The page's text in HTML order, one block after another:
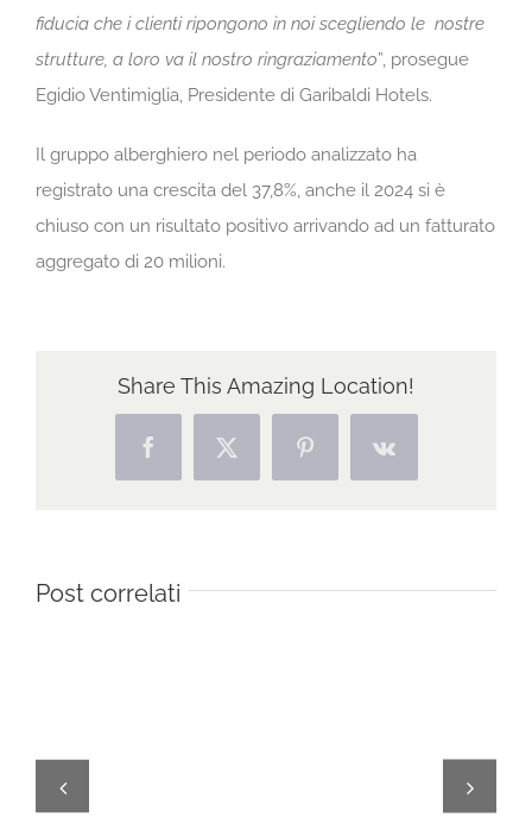
fiducia che i clienti ripongono in noi scegliendo le nostre
strutture, a loro va il nostro ringraziamento”, prosegue
Egidio Ventimiglia, Presidente di Garibaldi Hotels.
Il gruppo alberghiero nel periodo analizzato ha
registrato una crescita del 37,8%, anche il 2024 si è
chiuso con un risultato positivo arrivando ad un fatturato
aggregato di 20 milioni.
Share This Amazing Location!
FacebookX PinterestVk
Post correlati